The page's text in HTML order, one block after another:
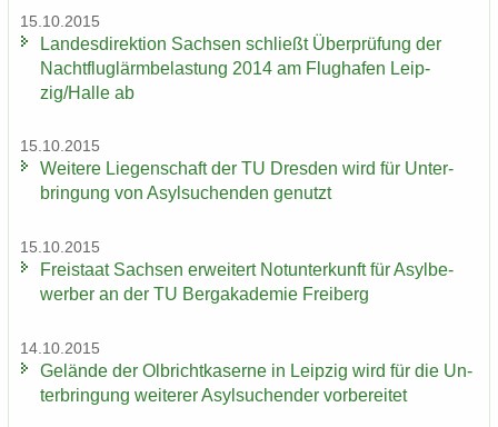
15.10.2015
Lan­des­di­rek­ti­on Sach­sen schließt Über­prü­fung der
Nacht­flug­lärm­be­las­tung 2014 am Flug­ha­fen Leip­
zig/Halle ab
15.10.2015
Wei­te­re Lie­gen­schaft der TU Dres­den wird für Un­ter­
brin­gung von Asyl­su­chen­den ge­nutzt
15.10.2015
Frei­staat Sach­sen er­wei­tert Not­un­ter­kunft für Asyl­be­
wer­ber an der TU Berg­aka­de­mie Frei­berg
14.10.2015
Ge­län­de der Ol­bricht­ka­ser­ne in Leip­zig wird für die Un­
ter­brin­gung wei­te­rer Asyl­su­chen­der vor­be­rei­tet